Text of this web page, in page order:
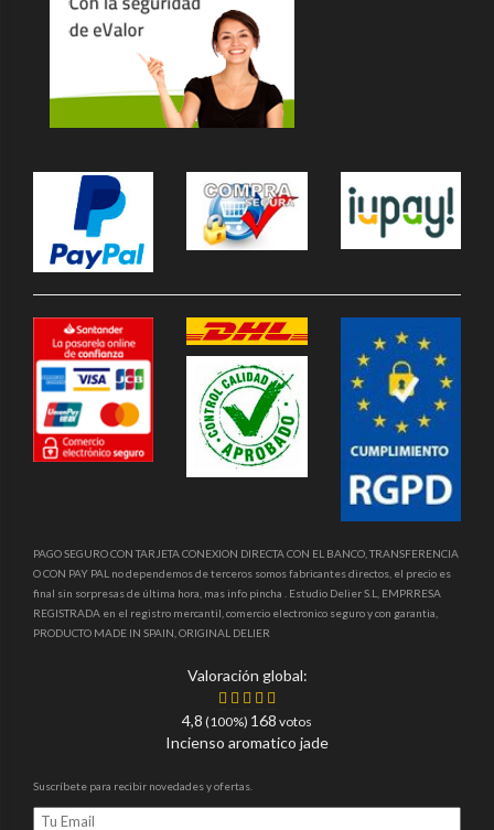
PAGO SEGURO CON TARJETA CONEXION DIRECTA CON EL BANCO, TRANSFERENCIA
O CON PAY PAL no dependemos de terceros somos fabricantes directos, el precio es
final sin sorpresas de última hora, mas info pincha . Estudio Delier S.L, EMPRRESA
REGISTRADA en el registro mercantil, comercio electronico seguro y con garantia,
PRODUCTO MADE IN SPAIN, ORIGINAL DELIER
Valoración global:
4,8 (100%) 168 votos
Incienso aromatico jade
Suscríbete para recibir novedades y ofertas.